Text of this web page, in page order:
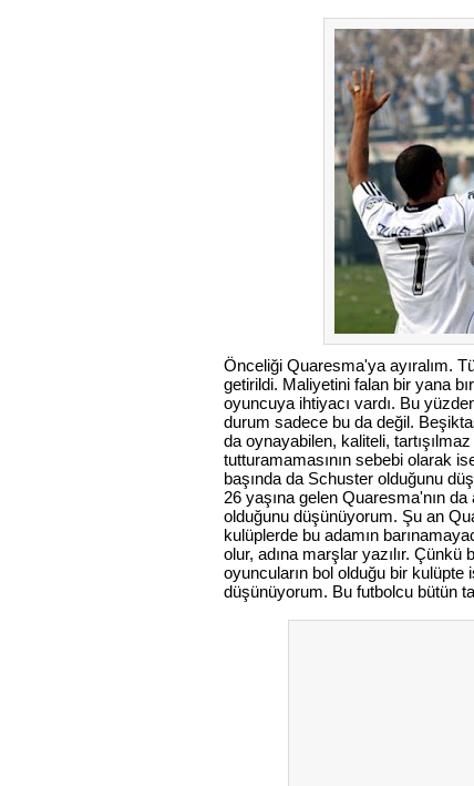
Önceliği Quaresma'ya ayıralım.
getirildi. Maliyetini falan bir yana
oyuncuya ihtiyacı vardı. Bu
durum sadece bu da değil.
da oynayabilen, kaliteli,
tutturamamasının sebebi olarak
başında da Schuster olduğunu
26 yaşına gelen Quaresma'nın
olduğunu düşünüyorum. Şu an
kulüplerde bu adamın
olur, adına marşlar yazılır. Çünkü
oyuncuların bol olduğu bir
düşünüyorum. Bu futbolcu bütün